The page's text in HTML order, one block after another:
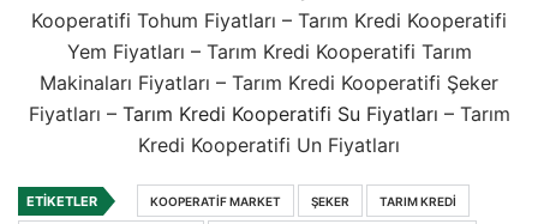
Kooperatifi Tohum Fiyatları – Tarım Kredi Kooperatifi
Yem Fiyatları – Tarım Kredi Kooperatifi Tarım
Makinaları Fiyatları – Tarım Kredi Kooperatifi Şeker
Fiyatları – Tarım Kredi Kooperatifi Su Fiyatları – Tarım
Kredi Kooperatifi Un Fiyatları
ETIKETLER KOOPERATIF MARKET ŞEKER TARIM KREDI